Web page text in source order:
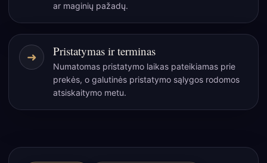
ar maginių pažadų.
➜ Pristatymas ir terminas
Numatomas pristatymo laikas pateikiamas prie
prekės, o galutinės pristatymo sąlygos rodomos
atsiskaitymo metu.